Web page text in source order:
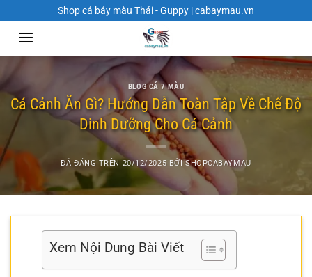
đến
dung
Shop cá bảy màu Thái - Guppy | cabaymau.vn
BLOG CÁ 7 MÀU
Cá Cảnh Ăn Gì? Hướng Dẫn Toàn Tập Về Chế Độ
Dinh Dưỡng Cho Cá Cảnh
ĐÃ ĐĂNG TRÊN 20/12/2025 BỞI SHOPCABAYMAU
Xem Nội Dung Bài Viết